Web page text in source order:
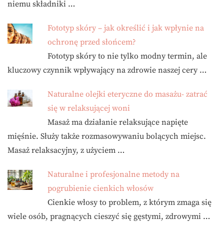
niemu składniki …
Fototyp skóry – jak określić i jak wpłynie na
ochronę przed słońcem?
Fototyp skóry to nie tylko modny termin, ale
kluczowy czynnik wpływający na zdrowie naszej cery …
Naturalne olejki eteryczne do masażu- zatrać
się w relaksującej woni
Masaż ma działanie relaksujące napięte
mięśnie. Służy także rozmasowywaniu bolących miejsc.
Masaż relaksacyjny, z użyciem …
Naturalne i profesjonalne metody na
pogrubienie cienkich włosów
Cienkie włosy to problem, z którym zmaga się
wiele osób, pragnących cieszyć się gęstymi, zdrowymi …